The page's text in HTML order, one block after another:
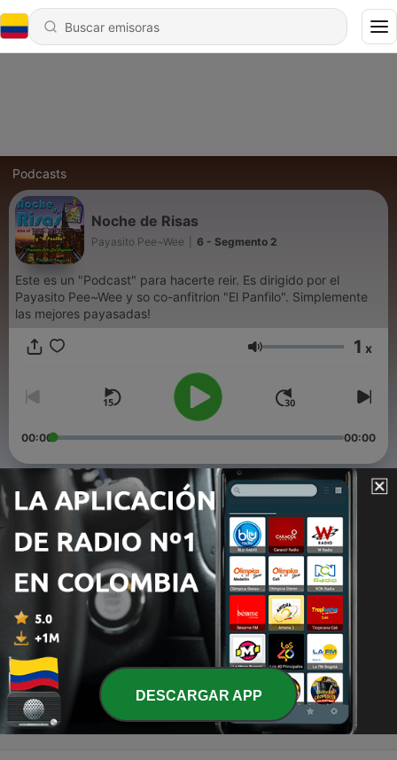
Podcasts
Noche de Risas
Payasito Pee~Wee 6 - Segmento 2
Este es un "Podcast" para hacerte reir. Es dirigido por el
Payasito Pee~Wee y so co-anfitrion "El Panfilo". Simplemente
las mejores payasadas!
Volumen 1 x
00:00 00:00
Episodios
6 - Segmento 2
21 mar. 2014
Segmento 1
01 mar. 2014
4 - Promo!
23 feb. 2014
DESCARGAR APP